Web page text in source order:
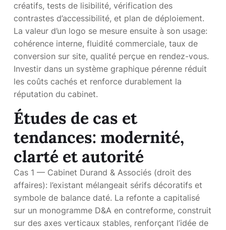
créatifs, tests de lisibilité, vérification des
contrastes d’accessibilité, et plan de déploiement.
La valeur d’un logo se mesure ensuite à son usage:
cohérence interne, fluidité commerciale, taux de
conversion sur site, qualité perçue en rendez-vous.
Investir dans un système graphique pérenne réduit
les coûts cachés et renforce durablement la
réputation du cabinet.
Études de cas et
tendances: modernité,
clarté et autorité
Cas 1 — Cabinet Durand & Associés (droit des
affaires): l’existant mélangeait sérifs décoratifs et
symbole de balance daté. La refonte a capitalisé
sur un monogramme D&A en contreforme, construit
sur des axes verticaux stables, renforçant l’idée de